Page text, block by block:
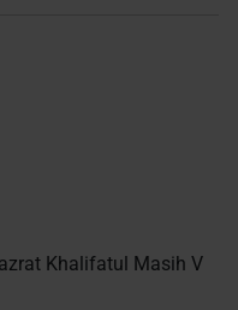
Khalifatul Masih V